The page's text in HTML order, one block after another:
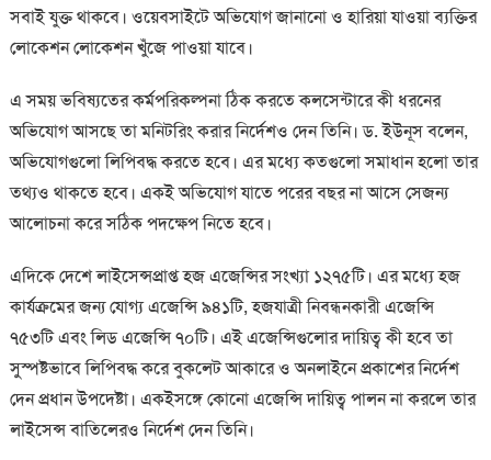
সবাই যুক্ত থাকবে। ওয়েবসাইটে অভিযোগ জানানো ও হারিয়া যাওয়া ব্যক্তির
লোকেশন লোকেশন খুঁজে পাওয়া যাবে।
এ সময় ভবিষ্যতের কর্মপরিকল্পনা ঠিক করতে কলসেন্টারে কী ধরনের
অভিযোগ আসছে তা মনিটরিং করার নির্দেশও দেন তিনি। ড. ইউনূস বলেন,
অভিযোগগুলো লিপিবদ্ধ করতে হবে। এর মধ্যে কতগুলো সমাধান হলো তার
তথ্যও থাকতে হবে। একই অভিযোগ যাতে পরের বছর না আসে সেজন্য
আলোচনা করে সঠিক পদক্ষেপ নিতে হবে।
এদিকে দেশে লাইসেন্সপ্রাপ্ত হজ এজেন্সির সংখ্যা ১২৭৫টি। এর মধ্যে হজ
কার্যক্রমের জন্য যোগ্য এজেন্সি ৯৪১টি, হজযাত্রী নিবন্ধনকারী এজেন্সি
৭৫৩টি এবং লিড এজেন্সি ৭০টি। এই এজেন্সিগুলোর দায়িত্ব কী হবে তা
সুস্পষ্টভাবে লিপিবদ্ধ করে বুকলেট আকারে ও অনলাইনে প্রকাশের নির্দেশ
দেন প্রধান উপদেষ্টা। একইসঙ্গে কোনো এজেন্সি দায়িত্ব পালন না করলে তার
লাইসেন্স বাতিলেরও নির্দেশ দেন তিনি।